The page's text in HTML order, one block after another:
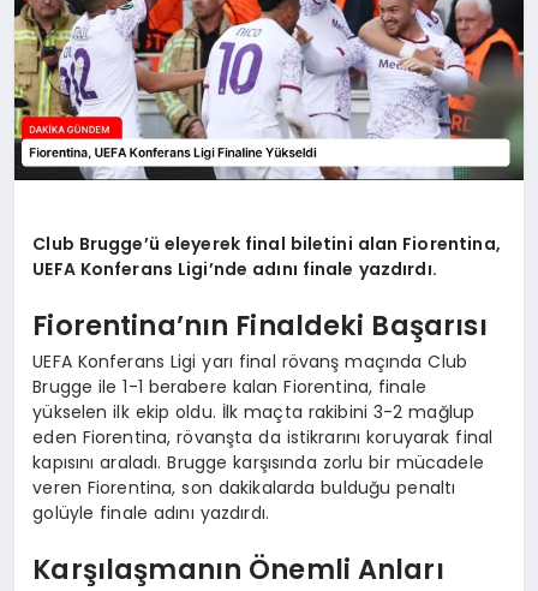
DÜNYA
EĞITIM
Club Brugge’ü eleyerek final biletini alan Fiorentina,
UEFA Konferans Ligi’nde adını finale yazdırdı.
Fiorentina’nın Finaldeki Başarısı
UEFA Konferans Ligi yarı final rövanş maçında Club
Brugge ile 1-1 berabere kalan Fiorentina, finale
yükselen ilk ekip oldu. İlk maçta rakibini 3-2 mağlup
eden Fiorentina, rövanşta da istikrarını koruyarak final
kapısını araladı. Brugge karşısında zorlu bir mücadele
veren Fiorentina, son dakikalarda bulduğu penaltı
golüyle finale adını yazdırdı.
Karşılaşmanın Önemli Anları